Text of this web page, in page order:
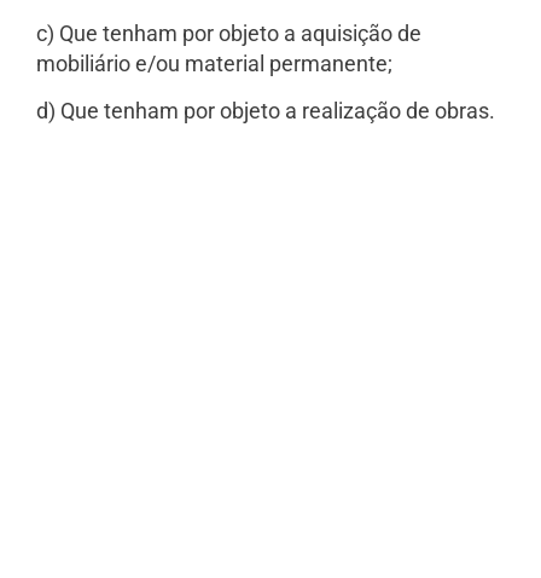
c) Que tenham por objeto a aquisição de
mobiliário e/ou material permanente;
d) Que tenham por objeto a realização de obras.